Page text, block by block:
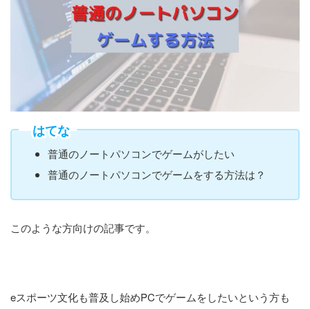
はてな
普通のノートパソコンでゲームがしたい
普通のノートパソコンでゲームをする方法は？
このような方向けの記事です。
eスポーツ文化も普及し始めPCでゲームをしたいという方も